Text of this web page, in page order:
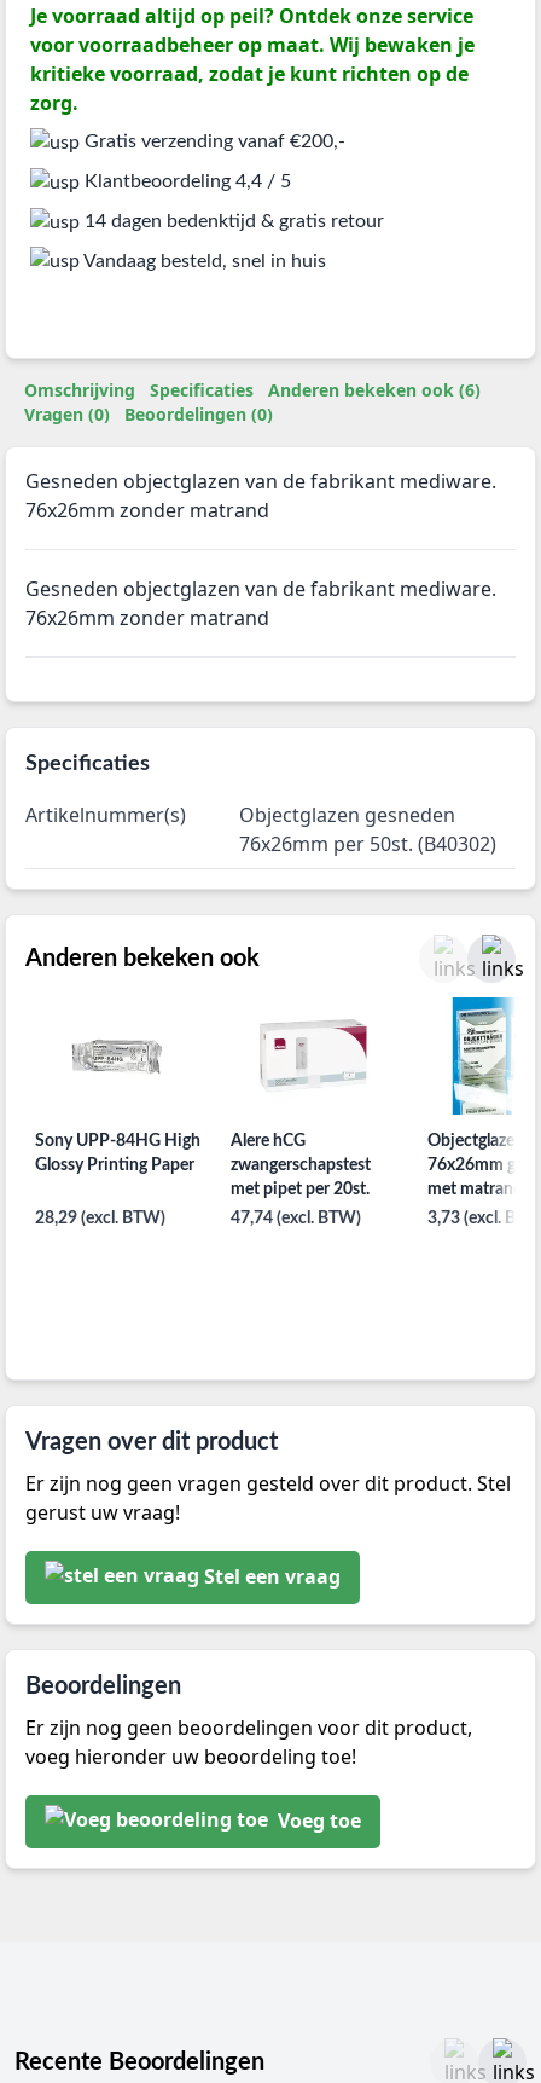
Je voorraad altijd op peil? Ontdek onze service
voor voorraadbeheer op maat. Wij bewaken je
kritieke voorraad, zodat je kunt richten op de
zorg.
Gratis verzending vanaf €200,-
Klantbeoordeling 4,4 / 5
14 dagen bedenktijd & gratis retour
Vandaag besteld, snel in huis
Omschrijving Specificaties
Anderen bekeken ook (6)
Vragen (0)
Beoordelingen (0)
Gesneden objectglazen van de fabrikant mediware.
76x26mm zonder matrand
Gesneden objectglazen van de fabrikant mediware.
76x26mm zonder matrand
Specificaties
Artikelnummer(s)
Objectglazen gesneden
76x26mm per 50st. (B40302)
Anderen bekeken ook
Sony UPP-84HG High
Glossy Printing Paper
28,29 (excl. BTW)
Alere hCG
zwangerschapstest
met pipet per 20st.
47,74 (excl. BTW)
Objectglazen
76x26mm
met matrand
3,73 (excl.
Vragen over dit product
Er zijn nog geen vragen gesteld over dit product. Stel
gerust uw vraag!
Stel een vraag
Beoordelingen
Er zijn nog geen beoordelingen voor dit product,
voeg hieronder uw beoordeling toe!
Voeg toe
Recente Beoordelingen